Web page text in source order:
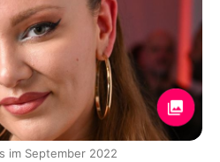
im September 2022